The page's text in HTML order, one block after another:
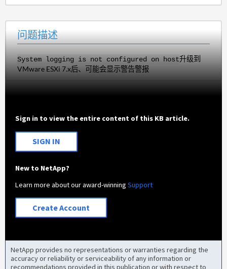
问题描述
System logging is not configured on host升级到
VMware ESXi 7.x后、可能会显示警告警报
Sign in to view the entire content of this KB article.
SIGN IN
New to NetApp?
Learn more about our award-winningSupport
Create Account
NetApp provides no representations or warranties regarding the
accuracy or reliability or serviceability of any information or